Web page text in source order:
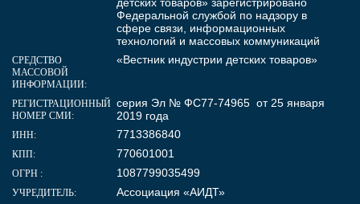
Федеральной службой по надзору в
сфере связи, информационных
технологий и массовых коммуникаций
СРЕДСТВО
МАССОВОЙ
ИНФОРМАЦИИ:
«Вестник индустрии детских товаров»
РЕГИСТРАЦИОННЫЙ
НОМЕР СМИ:
серия Эл № ФС77-74965 от 25 января
2019 года
ИНН: 7713386840
КПП: 770601001
ОГРН : 1087799035499
УЧРЕДИТЕЛЬ: Ассоциация «АИДТ»